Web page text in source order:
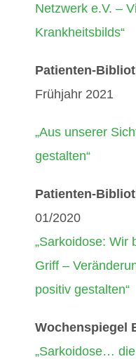
Netzwerk e.V. –
Krankheitsbilds“
Patienten-
Frühjahr 2021
„Aus unserer
gestalten“
Patienten-
01/2020
„Sarkoidose: Wir
Griff –
positiv gestalten“
Wochenspiegel
„Sarkoidose…